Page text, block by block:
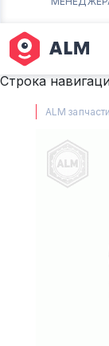
Строка
ALM запчасти